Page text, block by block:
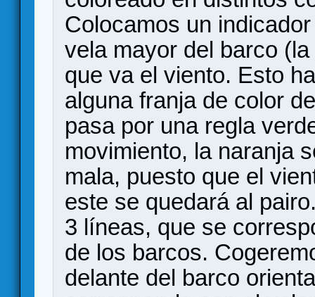
Colocamos un
vela mayor del barco
que va el viento. Esto
alguna franja de color
pasa por una regla
movimiento, la naranja
mala, puesto que el
este se quedará al
3 líneas, que se
de los barcos.
delante del barco